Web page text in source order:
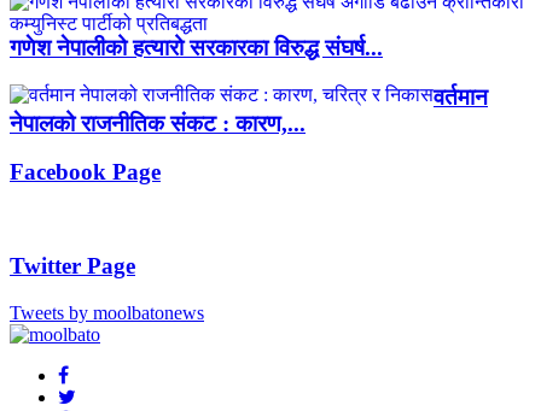
गणेश नेपालीको हत्यारो सरकारका विरुद्ध संघर्ष...
वर्तमान
नेपालको राजनीतिक संकट : कारण,...
Facebook Page
Twitter Page
Tweets by moolbatonews